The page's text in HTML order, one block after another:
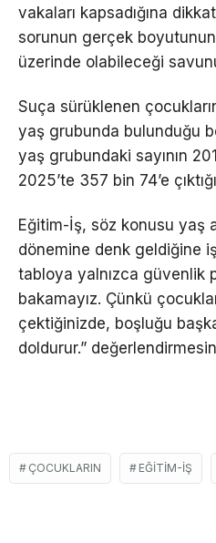
vakaları kapsadığına
sorunun gerçek
üzerinde olabileceği
Suça sürüklenen
yaş grubunda bulunduğu
yaş grubundaki sayının
2025’te 357 bin 74’e
Eğitim-İş, söz konusu yaş
dönemine denk geldiğine
tabloya yalnızca güvenlik
bakamayız. Çünkü
çektiğinizde, boşluğu
doldurur.”
ÇOCUKLARIN EĞITIM-İŞ